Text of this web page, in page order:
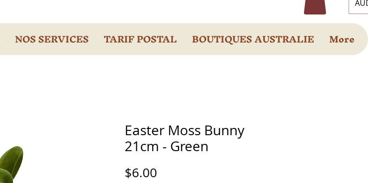
NOS SERVICES TARIF POSTAL BOUTIQUES AUSTRALIE More
Easter Moss Bunny
21cm - Green
$6.00